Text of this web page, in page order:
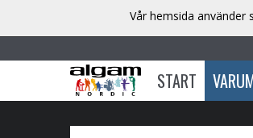
START
Vår hemsida